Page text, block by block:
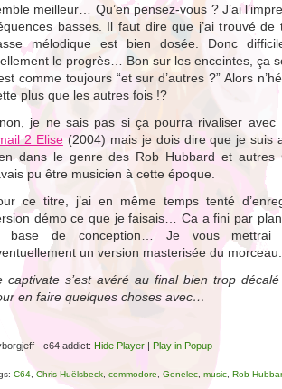
meilleur… Qu’en pensez-vous ? J’ai
basses. Il faut dire que j’ai trouvé
mélodique est bien dosée. Donc
le progrès… Bon sur les enceintes, ça
comme toujours “et sur d’autres ?” Alors
plus que les autres fois !?
je ne sais pas si ça pourra rivaliser avec
2 Elise(2004) mais je dois dire que je suis
dans le genre des Rob Hubbard et
pu être musicien à cette époque.
ce titre, j’ai en même temps tenté
démo ce que je faisais… Ca a fini par
base de conception… Je vous mettrai
un version masterisée du morceau.
captivate s’est avéré au final bien trop
en faire quelques choses avec…
- c64 addict: Hide Player | Play in Popup
C64 Chris Huëlsbeck commodore Genelec music Rob